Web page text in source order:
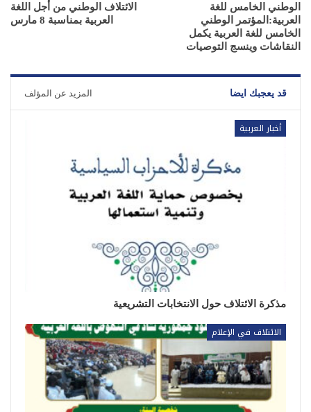
الوطني الخامس للغة
العربية:المؤتمر الوطني
الخامس للغة العربية يكمل
النقاشات وينسج التوصيات
الائتلاف الوطني من أجل اللغة
العربية بمناسبة 8 مارس
قد يعجبك ايضا المزيد عن المؤلف
أخبار العربية
مذكرة الائتلاف حول الانتخابات التشريعية
الائتلاف في الإعلام